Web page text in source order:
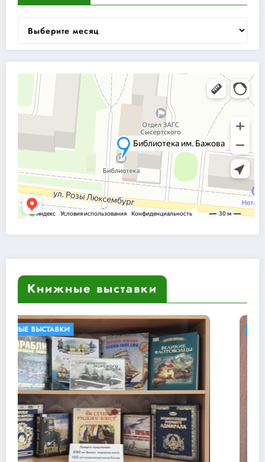
Архивы
Книжные выставки
БИБЛИОТЕКИ В КНИГАХ КНИЖНЫЕ ВЫСТАВКИ